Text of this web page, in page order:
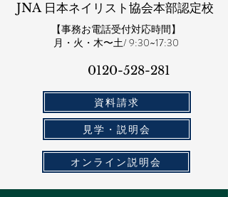
JNA 日本ネイリスト協会本部認定校
【事務お電話受付対応時間】
​月・火・木〜土/ 9:30~17:30
0120-528-281​
資料請求
見学・説明会
オンライン説明会